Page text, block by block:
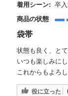
着用シーン: 卒
商品の状態
袋帯
状態も良く、と
いつも楽しみに
これからもよろ
役に立った